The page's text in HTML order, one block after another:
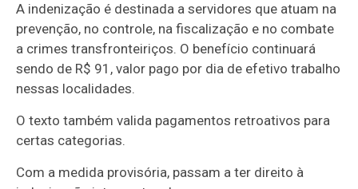
A indenização é destinada a servidores que atuam na
prevenção, no controle, na fiscalização e no combate
a crimes transfronteiriços. O benefício continuará
sendo de R$ 91, valor pago por dia de efetivo trabalho
nessas localidades.
O texto também valida pagamentos retroativos para
certas categorias.
Com a medida provisória, passam a ter direito à